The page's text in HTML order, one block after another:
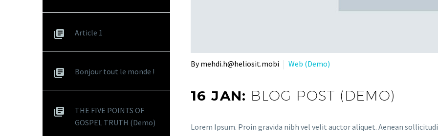
By mehdi.h@heliosit.mobi Web (Demo)
16 JAN: BLOG POST (DEMO)
Lorem Ipsum. Proin gravida nibh vel velit auctor aliquet. Aenean
Article 1
Bonjour tout le monde !
THE FIVE POINTS OF
GOSPEL TRUTH (Demo)